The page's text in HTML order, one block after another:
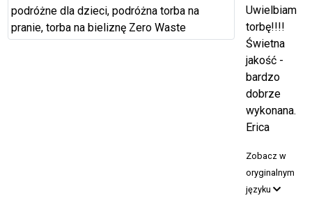
Uwielbiam
torbę!!!!
Świetna
jakość -
bardzo
dobrze
wykonana.
Erica
Zobacz w
oryginalnym
języku